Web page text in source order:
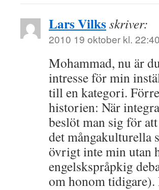
Lars Vilksskriver:
2010 19 oktober kl. 22:40
Mohammad, nu är
intresse för min
till en kategori.
historien: När
beslöt man sig för
det mångakulturella
övrigt inte min utan
engelskspråpkig
om honom